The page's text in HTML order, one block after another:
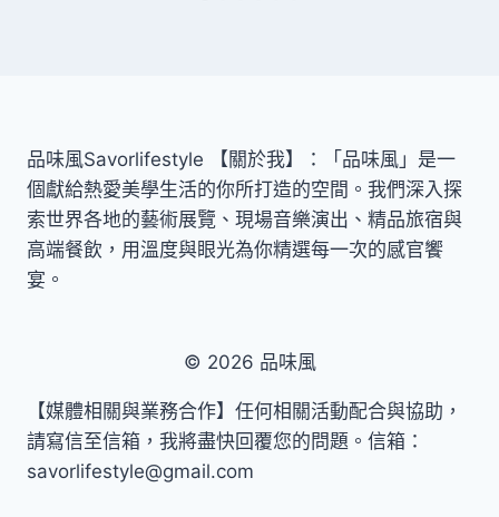
品味風Savorlifestyle 【關於我】：「品味風」是一
個獻給熱愛美學生活的你所打造的空間。我們深入探
索世界各地的藝術展覽、現場音樂演出、精品旅宿與
高端餐飲，用溫度與眼光為你精選每一次的感官饗
宴。
© 2026 品味風
【媒體相關與業務合作】任何相關活動配合與協助，
請寫信至信箱，我將盡快回覆您的問題。信箱：
savorlifestyle@gmail.com